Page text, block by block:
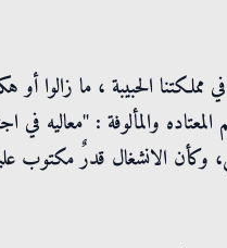
مملكتنا الحبيبة ، ما زالوا
المعتاده والمألوفة : "معاليه
وكأن الانشغال قدرٌ مكتوب